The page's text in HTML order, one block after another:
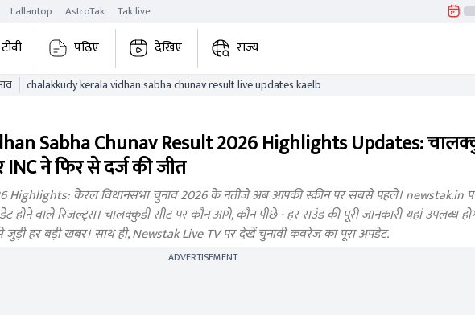
Lallantop AstroTak Tak.live
पढ़िए देखिए राज्य
chalakkudy kerala vidhan sabha chunav result live updates kaelb
Sabha Chunav Result 2026 Highlights Updates:
INC ने फिर से दर्ज की जीत
Highlights: केरल विधानसभा चुनाव 2026 के नतीजे अब आपकी स्क्रीन पर सबसे पहले। newstak.in
वाले रिजल्ट्स। चालक्कुडी सीट पर कौन आगे, कौन पीछे - हर राउंड की पूरी जानकारी यहां उपलब्ध
हर बड़ी खबर। साथ ही, Newstak Live TV पर देखें चुनावी कवरेज का पूरा अपडेट.
ADVERTISEMENT